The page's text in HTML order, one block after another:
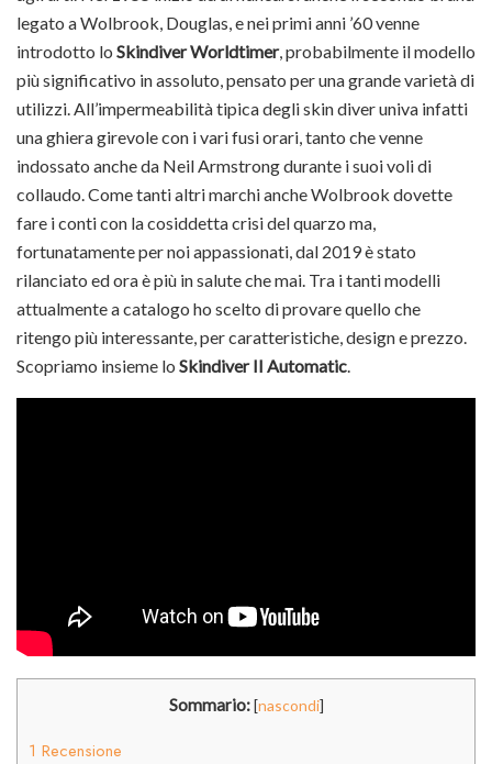
legato a Wolbrook, Douglas, e nei primi anni ’60 venne
introdotto lo Skindiver Worldtimer, probabilmente il modello
più significativo in assoluto, pensato per una grande varietà di
utilizzi. All’impermeabilità tipica degli skin diver univa infatti
una ghiera girevole con i vari fusi orari, tanto che venne
indossato anche da Neil Armstrong durante i suoi voli di
collaudo. Come tanti altri marchi anche Wolbrook dovette
fare i conti con la cosiddetta crisi del quarzo ma,
fortunatamente per noi appassionati, dal 2019 è stato
rilanciato ed ora è più in salute che mai. Tra i tanti modelli
attualmente a catalogo ho scelto di provare quello che
ritengo più interessante, per caratteristiche, design e prezzo.
Scopriamo insieme lo Skindiver II Automatic
Sommario: [nascondi]
1 Recensione